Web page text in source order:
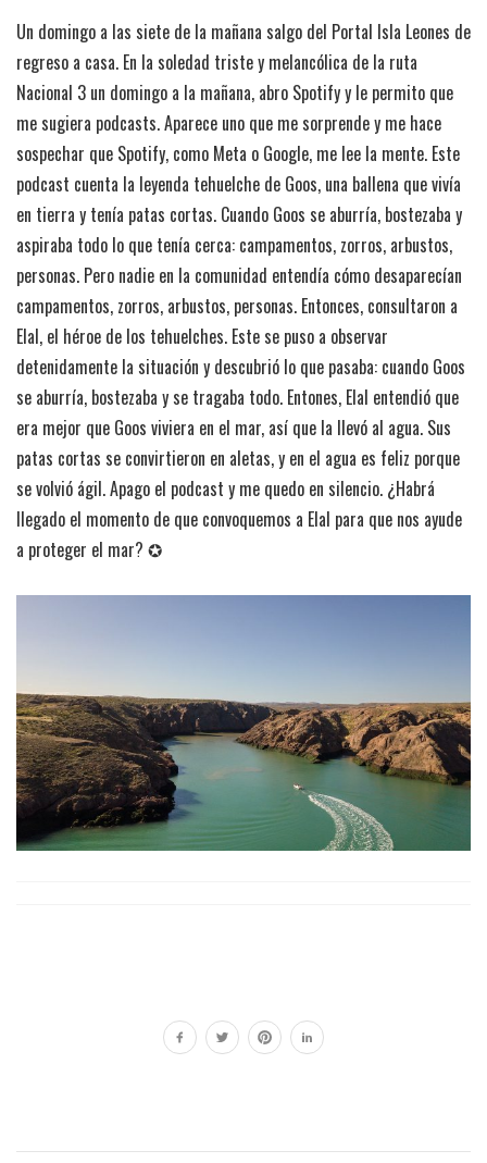
Un domingo a las siete de la mañana salgo del Portal Isla Leones de
regreso a casa. En la soledad triste y melancólica de la ruta
Nacional 3 un domingo a la mañana, abro Spotify y le permito que
me sugiera podcasts. Aparece uno que me sorprende y me hace
sospechar que Spotify, como Meta o Google, me lee la mente. Este
podcast cuenta la leyenda tehuelche de Goos, una ballena que vivía
en tierra y tenía patas cortas. Cuando Goos se aburría, bostezaba y
aspiraba todo lo que tenía cerca: campamentos, zorros, arbustos,
personas. Pero nadie en la comunidad entendía cómo desaparecían
campamentos, zorros, arbustos, personas. Entonces, consultaron a
Elal, el héroe de los tehuelches. Este se puso a observar
detenidamente la situación y descubrió lo que pasaba: cuando Goos
se aburría, bostezaba y se tragaba todo. Entones, Elal entendió que
era mejor que Goos viviera en el mar, así que la llevó al agua. Sus
patas cortas se convirtieron en aletas, y en el agua es feliz porque
se volvió ágil. Apago el podcast y me quedo en silencio. ¿Habrá
llegado el momento de que convoquemos a Elal para que nos ayude
a proteger el mar? ✪